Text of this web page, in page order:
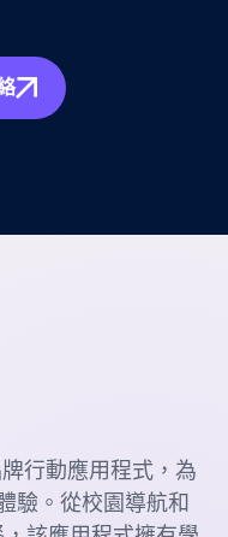
行動應用程式，為
驗。從校園導航和